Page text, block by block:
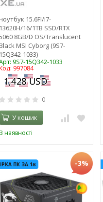
ноутбук 15.6FI/i7-
13620H/16/1TB SSD/RTX
8GB/D OS/Translucent
Black MSI Cyborg (9S7-
15Q342-1033)
9S7-15Q342-1033
997084
0
У кошик
наявності
ПК ЗА 1₴ -3%